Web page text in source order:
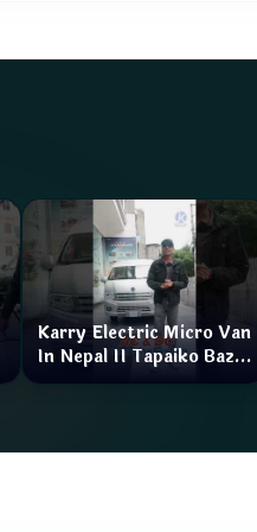
Karry Electric Micro Van
In Nepal II Tapaiko Bazar
II Jankari Kendra